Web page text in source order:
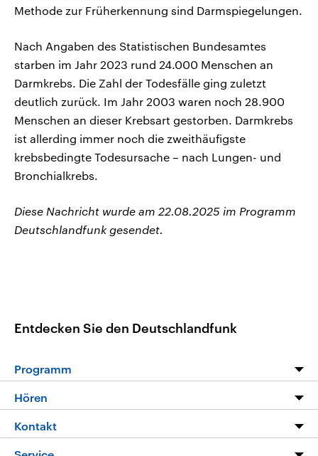
Methode zur Früherkennung sind Darmspiegelungen.
Nach Angaben des Statistischen Bundesamtes
starben im Jahr 2023 rund 24.000 Menschen an
Darmkrebs. Die Zahl der Todesfälle ging zuletzt
deutlich zurück. Im Jahr 2003 waren noch 28.900
Menschen an dieser Krebsart gestorben. Darmkrebs
ist allerding immer noch die zweithäufigste
krebsbedingte Todesursache – nach Lungen- und
Bronchialkrebs.
Diese Nachricht wurde am 22.08.2025 im Programm
Deutschlandfunk gesendet.
Entdecken Sie den Deutschlandfunk
Programm
Programm
Die Nachrichten
Hören
Livestream
Kontakt
Hörerservice